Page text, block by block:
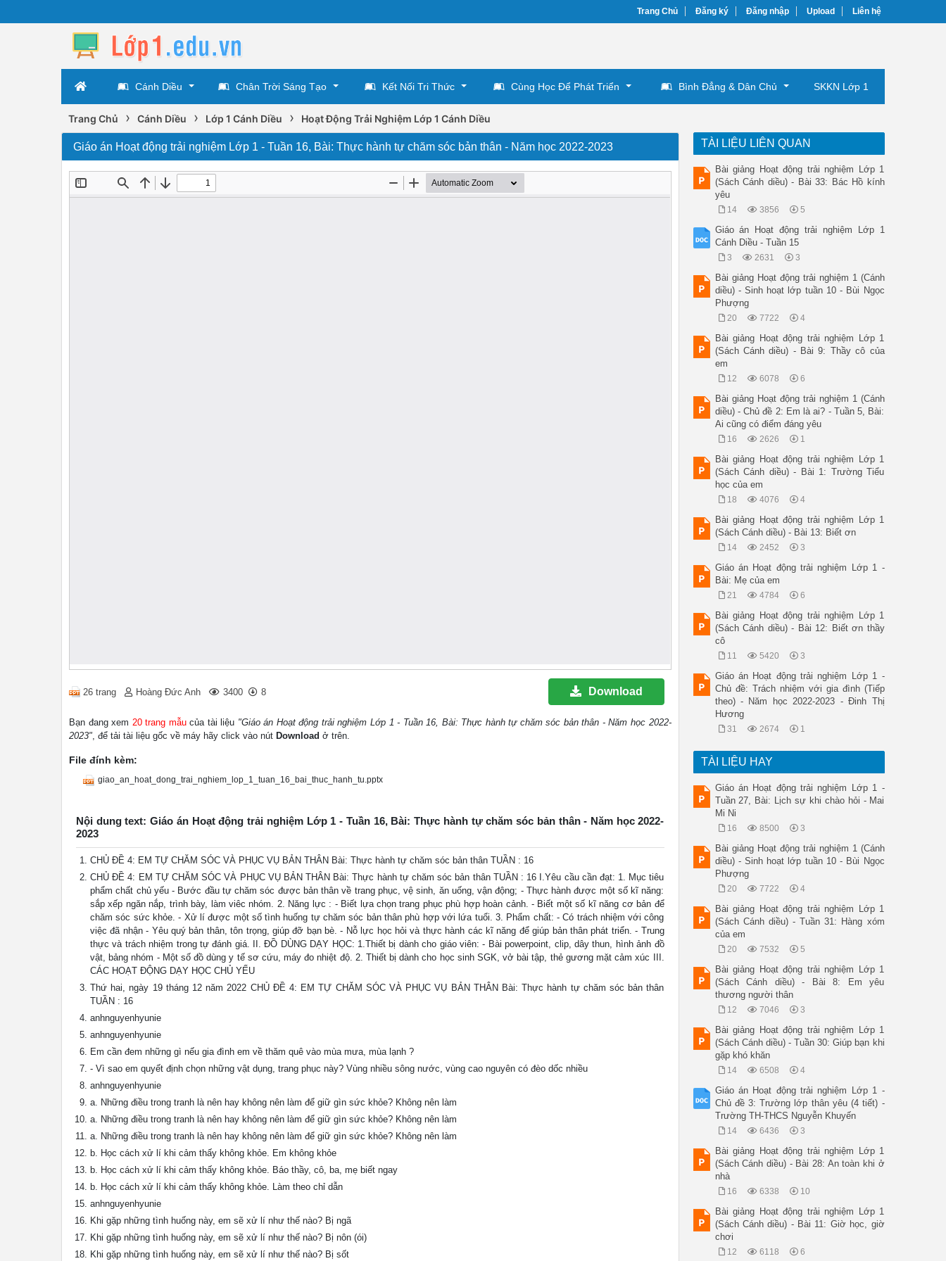
Trang Chủ Đăng ký Đăng nhập Upload Liên hệ
Cánh Diều Chân Trời Sáng Tạo Kết Nối Tri Thức Cùng Học Để Phát Triển Bình Đẳng & Dân Chủ SKKN Lớp 1
Trang Chủ › Cánh Diều › Lớp 1 Cánh Diều › Hoạt Động Trải Nghiệm Lớp 1 Cánh Diều
Giáo án Hoạt động trải nghiệm Lớp 1 - Tuần 16, Bài: Thực hành tự chăm sóc bản thân - Năm học 2022-2023
26 trang Hoàng Đức Anh 3400 8 Download
Bạn đang xem 20 trang mẫucủa tài liệu "Giáo án Hoạt động trải nghiệm Lớp 1 - Tuần 16, Bài: Thực hành tự chăm sóc bản thân - Năm học 2022-
2023", để tải tài liệu gốc về máy hãy click vào nút Download ở trên.
File đính kèm:
giao_an_hoat_dong_trai_nghiem_lop_1_tuan_16_bai_thuc_hanh_tu.pptx
Nội dung text: Giáo án Hoạt động trải nghiệm Lớp 1 - Tuần 16, Bài: Thực hành tự chăm sóc bản thân - Năm học 2022-
2023
CHỦ ĐỀ 4: EM TỰ CHĂM SÓC VÀ PHỤC VỤ BẢN THÂN Bài: Thực hành tự chăm sóc bản thân TUẦN : 16
CHỦ ĐỀ 4: EM TỰ CHĂM SÓC VÀ PHỤC VỤ BẢN THÂN Bài: Thực hành tự chăm sóc bản thân TUẦN : 16 I.Yêu cầu cần đạt: 1. Mục tiêu
phẩm chất chủ yếu - Bước đầu tự chăm sóc được bản thân về trang phục, vệ sinh, ăn uống, vận động; - Thực hành được một số kĩ năng:
sắp xếp ngăn nắp, trình bày, làm viêc nhóm. 2. Năng lực : - Biết lựa chọn trang phục phù hợp hoàn cảnh. - Biết một số kĩ năng cơ bản để
chăm sóc sức khỏe. - Xử lí được một số tình huống tự chăm sóc bản thân phù hợp với lứa tuổi. 3. Phẩm chất: - Có trách nhiệm với công
việc đã nhận - Yêu quý bản thân, tôn trọng, giúp đỡ bạn bè. - Nỗ lực học hỏi và thực hành các kĩ năng để giúp bản thân phát triển. - Trung
thực và trách nhiệm trong tự đánh giá. II. ĐỒ DÙNG DẠY HỌC: 1.Thiết bị dành cho giáo viên: - Bài powerpoint, clip, dây thun, hình ảnh đồ
vật, bảng nhóm - Một số đồ dùng y tế sơ cứu, máy đo nhiệt độ. 2. Thiết bị dành cho học sinh SGK, vở bài tập, thẻ gương mặt cảm xúc III.
CÁC HOẠT ĐỘNG DẠY HỌC CHỦ YẾU
Thứ hai, ngày 19 tháng 12 năm 2022 CHỦ ĐỀ 4: EM TỰ CHĂM SÓC VÀ PHỤC VỤ BẢN THÂN Bài: Thực hành tự chăm sóc bản thân
TUẦN : 16
anhnguyenhyunie
anhnguyenhyunie
Em cần đem những gì nếu gia đình em về thăm quê vào mùa mưa, mùa lạnh ?
- Vì sao em quyết định chọn những vật dụng, trang phục này? Vùng nhiều sông nước, vùng cao nguyên có đèo dốc nhiều
anhnguyenhyunie
a. Những điều trong tranh là nên hay không nên làm để giữ gìn sức khỏe? Không nên làm
a. Những điều trong tranh là nên hay không nên làm để giữ gìn sức khỏe? Không nên làm
a. Những điều trong tranh là nên hay không nên làm để giữ gìn sức khỏe? Không nên làm
b. Học cách xử lí khi cảm thấy không khỏe. Em không khỏe
b. Học cách xử lí khi cảm thấy không khỏe. Báo thầy, cô, ba, mẹ biết ngay
b. Học cách xử lí khi cảm thấy không khỏe. Làm theo chỉ dẫn
anhnguyenhyunie
Khi gặp những tình huống này, em sẽ xử lí như thế nào? Bị ngã
Khi gặp những tình huống này, em sẽ xử lí như thế nào? Bị nôn (ói)
Khi gặp những tình huống này, em sẽ xử lí như thế nào? Bị sốt
TÀI LIỆU LIÊN QUAN
Bài giảng Hoạt động trải nghiệm Lớp 1
(Sách Cánh diều) - Bài 33: Bác Hồ kính
yêu
14 3856 5
Giáo án Hoạt động trải nghiệm Lớp 1
Cánh Diều - Tuần 15
3 2631 3
Bài giảng Hoạt động trải nghiệm 1 (Cánh
diều) - Sinh hoạt lớp tuần 10 - Bùi Ngọc
Phượng
20 7722 4
Bài giảng Hoạt động trải nghiệm Lớp 1
(Sách Cánh diều) - Bài 9: Thầy cô của
em
12 6078 6
Bài giảng Hoạt động trải nghiệm 1 (Cánh
diều) - Chủ đề 2: Em là ai? - Tuần 5, Bài:
Ai cũng có điểm đáng yêu
16 2626 1
Bài giảng Hoạt động trải nghiệm Lớp 1
(Sách Cánh diều) - Bài 1: Trường Tiểu
học của em
18 4076 4
Bài giảng Hoạt động trải nghiệm Lớp 1
(Sách Cánh diều) - Bài 13: Biết ơn
14 2452 3
Giáo án Hoạt động trải nghiệm Lớp 1 -
Bài: Mẹ của em
21 4784 6
Bài giảng Hoạt động trải nghiệm Lớp 1
(Sách Cánh diều) - Bài 12: Biết ơn thầy
cô
11 5420 3
Giáo án Hoạt động trải nghiệm Lớp 1 -
Chủ đề: Trách nhiệm với gia đình (Tiếp
theo) - Năm học 2022-2023 - Đinh Thị
Hương
31 2674 1
TÀI LIỆU HAY
Giáo án Hoạt động trải nghiệm Lớp 1 -
Tuần 27, Bài: Lịch sự khi chào hỏi - Mai
Mi Ni
16 8500 3
Bài giảng Hoạt động trải nghiệm 1 (Cánh
diều) - Sinh hoạt lớp tuần 10 - Bùi Ngọc
Phượng
20 7722 4
Bài giảng Hoạt động trải nghiệm Lớp 1
(Sách Cánh diều) - Tuần 31: Hàng xóm
của em
20 7532 5
Bài giảng Hoạt động trải nghiệm Lớp 1
(Sách Cánh diều) - Bài 8: Em yêu
thương người thân
12 7046 3
Bài giảng Hoạt động trải nghiệm Lớp 1
(Sách Cánh diều) - Tuần 30: Giúp bạn khi
gặp khó khăn
14 6508 4
Giáo án Hoạt động trải nghiệm Lớp 1 -
Chủ đề 3: Trường lớp thân yêu (4 tiết) -
Trường TH-THCS Nguyễn Khuyến
14 6436 3
Bài giảng Hoạt động trải nghiệm Lớp 1
(Sách Cánh diều) - Bài 28: An toàn khi ở
nhà
16 6338 10
Bài giảng Hoạt động trải nghiệm Lớp 1
(Sách Cánh diều) - Bài 11: Giờ học, giờ
chơi
12 6118 6